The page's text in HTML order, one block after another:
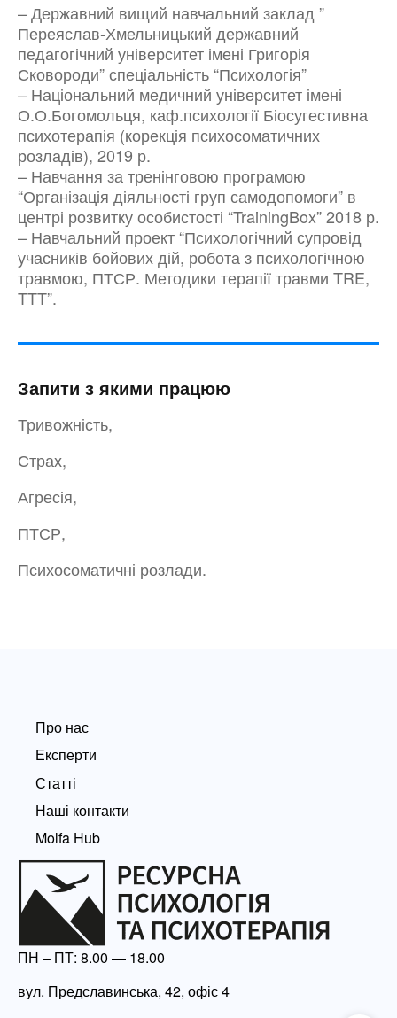
– Державний вищий навчальний заклад ”
Переяслав-Хмельницький державний
педагогічний університет імені Григорія
Сковороди” спеціальність “Психологія”
– Національний медичний університет імені
О.О.Богомольця, каф.психології Біосугестивна
психотерапія (корекція психосоматичних
розладів), 2019 р.
– Навчання за тренінговою програмою
“Організація діяльності груп самодопомоги” в
центрі розвитку особистості “TrainingBox” 2018 р.
– Навчальний проект “Психологічний супровід
учасників бойових дій, робота з психологічною
травмою, ПТСР. Методики терапії травми TRE,
TTT”.
Запити з якими працюю
Тривожність,
Страх,
Агресія,
ПТСР,
Психосоматичні розлади.
ПН – ПТ: 8.00 — 18.00
вул. Предславинська, 42, офіс 4
Про нас
Експерти
Статті
Наші контакти
Molfa Hub